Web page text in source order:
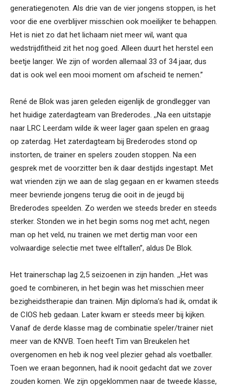
generatiegenoten. Als drie van de vier jongens stoppen, is het
voor die ene overblijver misschien ook moeilijker te behappen.
Het is niet zo dat het lichaam niet meer wil, want qua
wedstrijdfitheid zit het nog goed. Alleen duurt het herstel een
beetje langer. We zijn of worden allemaal 33 of 34 jaar, dus
dat is ook wel een mooi moment om afscheid te nemen.’’
René de Blok was jaren geleden eigenlijk de grondlegger van
het huidige zaterdagteam van Brederodes. ,,Na een uitstapje
naar LRC Leerdam wilde ik weer lager gaan spelen en graag
op zaterdag. Het zaterdagteam bij Brederodes stond op
instorten, de trainer en spelers zouden stoppen. Na een
gesprek met de voorzitter ben ik daar destijds ingestapt. Met
wat vrienden zijn we aan de slag gegaan en er kwamen steeds
meer bevriende jongens terug die ooit in de jeugd bij
Brederodes speelden. Zo werden we steeds breder en steeds
sterker. Stonden we in het begin soms nog met acht, negen
man op het veld, nu trainen we met dertig man voor een
volwaardige selectie met twee elftallen’’, aldus De Blok.
Het trainerschap lag 2,5 seizoenen in zijn handen. ,,Het was
goed te combineren, in het begin was het misschien meer
bezigheidstherapie dan trainen. Mijn diploma’s had ik, omdat ik
de CIOS heb gedaan. Later kwam er steeds meer bij kijken.
Vanaf de derde klasse mag de combinatie speler/trainer niet
meer van de KNVB. Toen heeft Tim van Breukelen het
overgenomen en heb ik nog veel plezier gehad als voetballer.
Toen we eraan begonnen, had ik nooit gedacht dat we zover
zouden komen. We zijn opgeklommen naar de tweede klasse,